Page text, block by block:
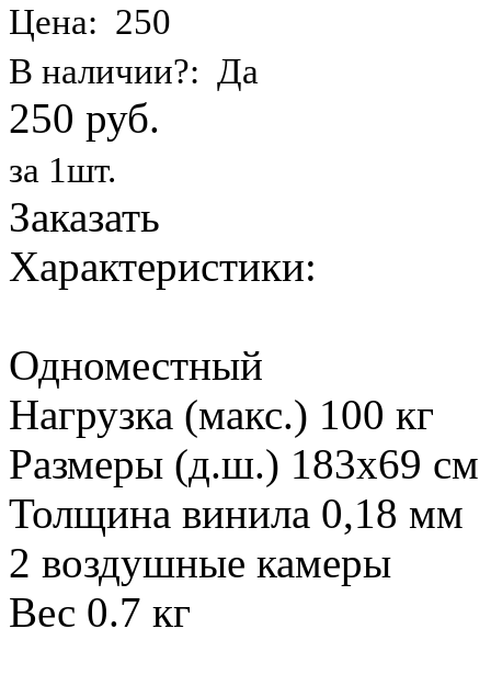
Цена: 250
В наличии?: Да
250 руб.
за 1шт.
Заказать
Характеристики:
Одноместный
Нагрузка (макс.) 100 кг
Размеры (д.ш.) 183х69 см
Толщина винила 0,18 мм
2 воздушные камеры
Вес 0.7 кг